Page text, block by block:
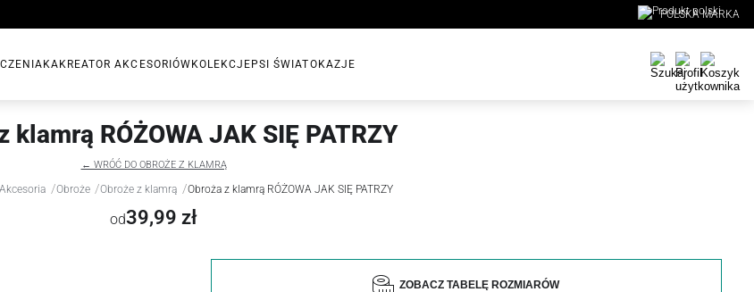
POLSKA MARKA
KREATOR AKCESORIÓW KOLEKCJE PSI ŚWIATOKAZJE
klamrą RÓŻOWA JAK SIĘ PATRZY
← WRÓĆ DO OBROŻE Z KLAMRĄ
Akcesoria /Obroże /Obroże z klamrą /Obroża z klamrą RÓŻOWA JAK SIĘ PATRZY
od39,99 zł
ZOBACZ TABELĘ ROZMIARÓW